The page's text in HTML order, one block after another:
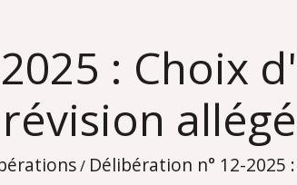
: Choix
/ Délibération n° 12-